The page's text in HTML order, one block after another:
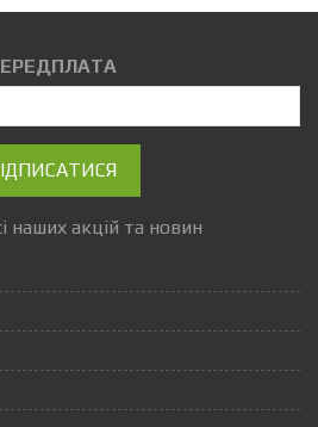
наших акцій та новин